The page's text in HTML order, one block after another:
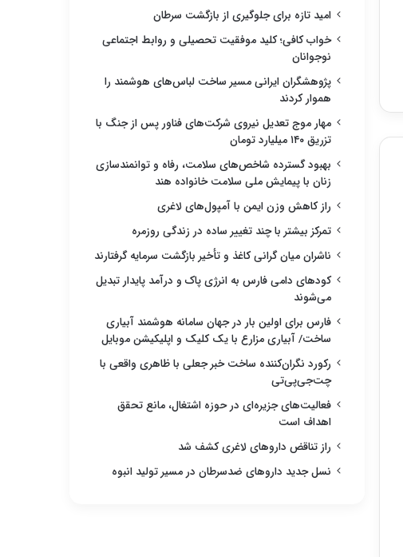
امید تازه برای جلوگیری از بازگشت سرطان
خواب کافی؛ کلید موفقیت تحصیلی و روابط اجتماعی
نوجوانان
پژوهشگران ایرانی مسیر ساخت لباس‌های هوشمند را
هموار کردند
مهار موج تعدیل نیروی شرکت‌های فناور پس از جنگ با
تزریق ۱۴۰ میلیارد تومان
بهبود گسترده شاخص‌های سلامت، رفاه و توانمندسازی
زنان با پیمایش ملی سلامت خانواده هند
راز کاهش وزن ایمن با آمپول‌های لاغری
تمرکز بیشتر با چند تغییر ساده در زندگی روزمره
ناشران میان گرانی کاغذ و تأخیر بازگشت سرمایه گرفتارند
کودهای دامی فارس به انرژی پاک و درآمد پایدار تبدیل
می‌شوند
فارس برای اولین بار در جهان سامانه هوشمند آبیاری
ساخت/ آبیاری مزارع با یک کلیک و اپلیکیشن موبایل
رکورد نگران‌کننده ساخت خبر جعلی با ظاهری واقعی با
چت‌جی‌پی‌تی
فعالیت‌های جزیره‌ای در حوزه اشتغال، مانع تحقق
اهداف است
راز تناقض داروهای لاغری کشف شد
نسل جدید داروهای ضدسرطان در مسیر تولید انبوه